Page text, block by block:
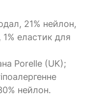
21% нейлон,
еластик для
Porelle (UK);
нейлон.